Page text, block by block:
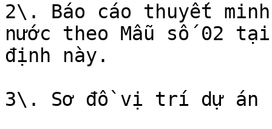
2\. Báo cáo thuyết
nước theo Mẫu số 02
định này.
3\. Sơ đồ vị trí dự án